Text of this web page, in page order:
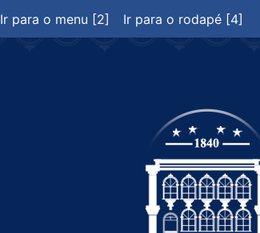
Ir para o menu [2] Ir para o rodapé [4]